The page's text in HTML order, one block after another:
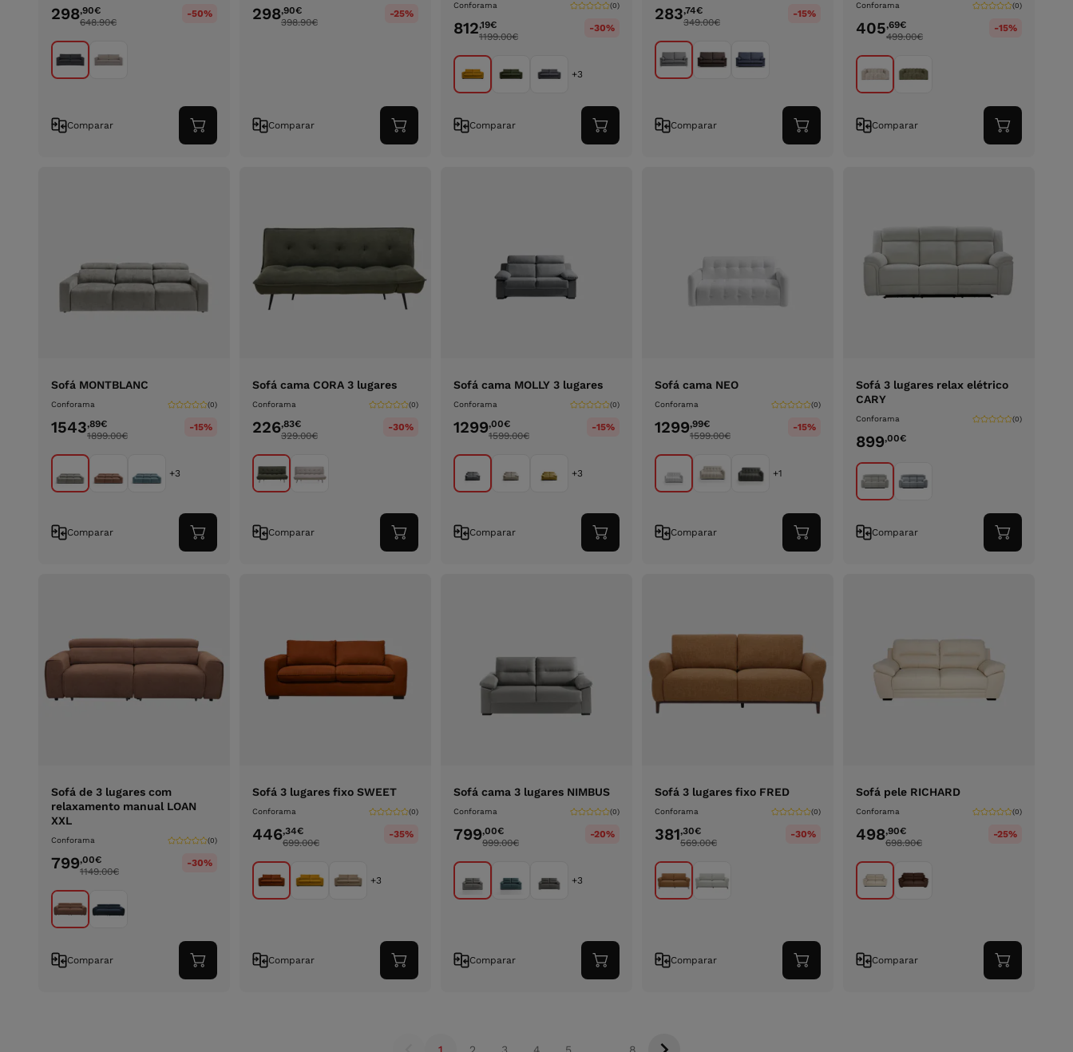
298,90€
648.90€
-50%
Comparar
Adicionar
ao
298,90€
398.90€
-25%
Comparar
Adicionar
ao
Conforama (0)
812,19€
1199.00€
-30%
+3
Comparar
Adicionar
ao
283,74€
349.00€
-15%
Comparar
Adicionar
ao
Conforama (0)
405,69€
499.00€
-15%
Comparar
Adicionar
ao
Sofá MONTBLANC
Conforama (0)
1543,89€
1899.00€
-15%
+3
Comparar
Adicionar
ao
Sofá cama CORA 3 lugares
Conforama (0)
226,83€
329.00€
-30%
Comparar
Adicionar
ao
Sofá cama MOLLY 3 lugares
Conforama (0)
1299,00€
1599.00€
-15%
+3
Comparar
Adicionar
ao
Sofá cama NEO
Conforama (0)
1299,99€
1599.00€
-15%
+1
Comparar
Adicionar
ao
Sofá 3 lugares relax elétrico
CARY
Conforama (0)
899,00€
Comparar
Adicionar
ao
Sofá de 3 lugares com
relaxamento manual LOAN
XXL
Conforama (0)
799,00€
1149.00€
-30%
Comparar
Adicionar
ao
Sofá 3 lugares fixo SWEET
Conforama (0)
446,34€
699.00€
-35%
+3
Comparar
Adicionar
ao
Sofá cama 3 lugares NIMBUS
Conforama (0)
799,00€
999.00€
-20%
+3
Comparar
Adicionar
ao
Sofá 3 lugares fixo FRED
Conforama (0)
381,30€
569.00€
-30%
Comparar
Adicionar
ao
Sofá pele RICHARD
Conforama (0)
498,90€
698.90€
-25%
Comparar
Adicionar
ao